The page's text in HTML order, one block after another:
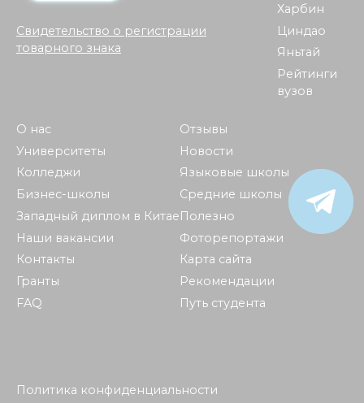
Свидетельство о регистрации
товарного знака
Харбин
Циндао
Яньтай
Рейтинги
вузов
О нас
Университеты
Колледжи
Бизнес-школы
Западный диплом в Китае
Наши вакансии
Контакты
Гранты
FAQ
Отзывы
Новости
Языковые школы
Средние школы
Полезно
Фоторепортажи
Карта сайта
Рекомендации
Путь студента
Политика конфиденциальности